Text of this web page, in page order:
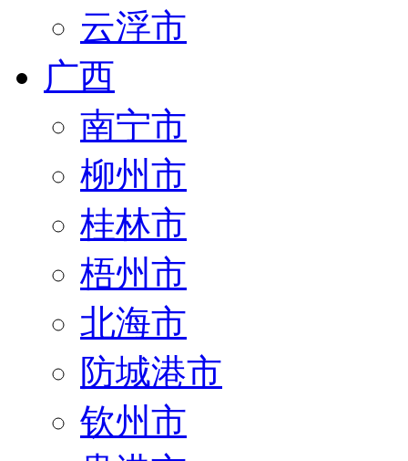
云浮市
广西
南宁市
柳州市
桂林市
梧州市
北海市
防城港市
钦州市